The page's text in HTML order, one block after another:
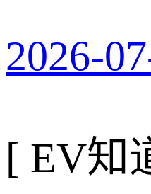
2026-
[ EV知